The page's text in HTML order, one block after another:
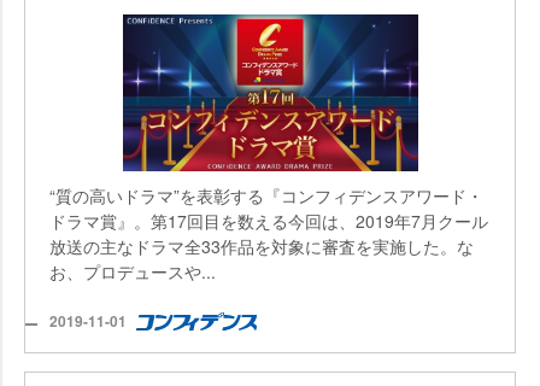
“質の高いドラマ”を表彰する『コンフィデンスアワード・
ドラマ賞』。第17回目を数える今回は、2019年7月クール
放送の主なドラマ全33作品を対象に審査を実施した。な
お、プロデュースや...
2019-11-01